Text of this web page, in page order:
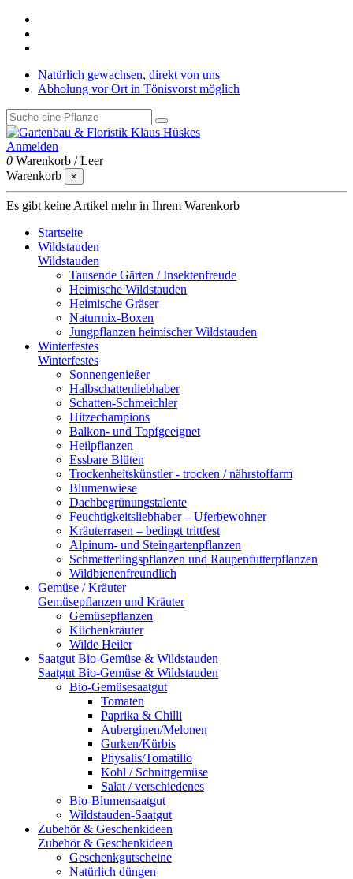
Natürlich gewachsen, direkt von uns
Abholung vor Ort in Tönisvorst möglich
Anmelden
0 Warenkorb /Leer
Warenkorb
×
Es gibt keine Artikel mehr in Ihrem Warenkorb
Startseite
Wildstauden
Wildstauden
Tausende Gärten / Insektenfreude
Heimische Wildstauden
Heimische Gräser
Naturmix-Boxen
Jungpflanzen heimischer Wildstauden
Winterfestes
Winterfestes
Sonnengenießer
Halbschattenliebhaber
Schatten-Schmeichler
Hitzechampions
Balkon- und Topfgeeignet
Heilpflanzen
Essbare Blüten
Trockenheitskünstler - trocken / nährstoffarm
Blumenwiese
Dachbegrünungstalente
Feuchtigkeitsliebhaber – Uferbewohner
Kräuterrasen – bedingt trittfest
Alpinum- und Steingartenpflanzen
Schmetterlingspflanzen und Raupenfutterpflanzen
Wildbienenfreundlich
Gemüse / Kräuter
Gemüsepflanzen und Kräuter
Gemüsepflanzen
Küchenkräuter
Wilde Heiler
Saatgut Bio-Gemüse & Wildstauden
Saatgut Bio-Gemüse & Wildstauden
Bio-Gemüsesaatgut
Tomaten
Paprika & Chilli
Auberginen/Melonen
Gurken/Kürbis
Physalis/Tomatillo
Kohl / Schnittgemüse
Salat / verschiedenes
Bio-Blumensaatgut
Wildstauden-Saatgut
Zubehör & Geschenkideen
Zubehör & Geschenkideen
Geschenkgutscheine
Natürlich düngen